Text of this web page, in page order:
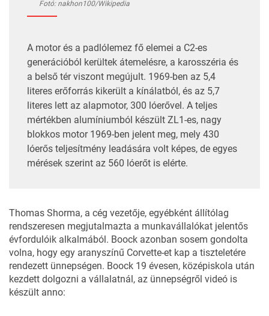
Fotó: nakhon100/Wikipedia
A motor és a padlólemez fő elemei a C2-es
generációból kerültek átemelésre, a karosszéria és
a belső tér viszont megújult. 1969-ben az 5,4
literes erőforrás kikerült a kínálatból, és az 5,7
literes lett az alapmotor, 300 lóerővel. A teljes
mértékben alumíniumból készült ZL1-es, nagy
blokkos motor 1969-ben jelent meg, mely 430
lóerős teljesítmény leadására volt képes, de egyes
mérések szerint az 560 lóerőt is elérte.
Thomas Shorma, a cég vezetője, egyébként állítólag
rendszeresen megjutalmazta a munkavállalókat jelentős
évfordulóik alkalmából. Boock azonban sosem gondolta
volna, hogy egy aranyszínű Corvette-et kap a tiszteletére
rendezett ünnepségen. Boock 19 évesen, középiskola után
kezdett dolgozni a vállalatnál, az ünnepségről videó is
készült anno: